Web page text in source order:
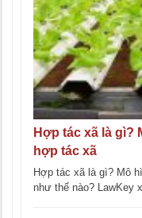
Hợp tác xã là gì?
hợp tác xã
Hợp tác xã là gì? Mô
như thế nào? LawKey